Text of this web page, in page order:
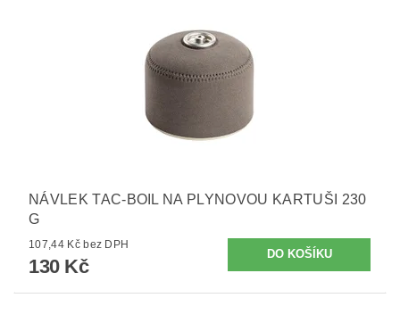
NÁVLEK TAC-BOIL NA PLYNOVOU KARTUŠI 230
G
107,44 Kč bez DPH
130 Kč